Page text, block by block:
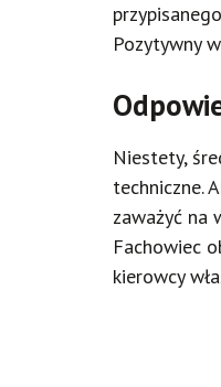
Pozytywny
Niestety,
techniczne.
zaważyć na
Fachowiec
kierowcy